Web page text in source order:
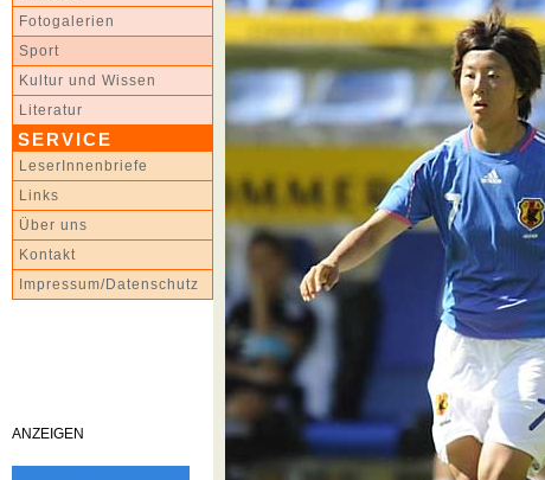
Fotogalerien
Sport
Kultur und Wissen
Literatur
SERVICE
LeserInnenbriefe
Links
Über uns
Kontakt
Impressum/Datenschutz
ANZEIGEN